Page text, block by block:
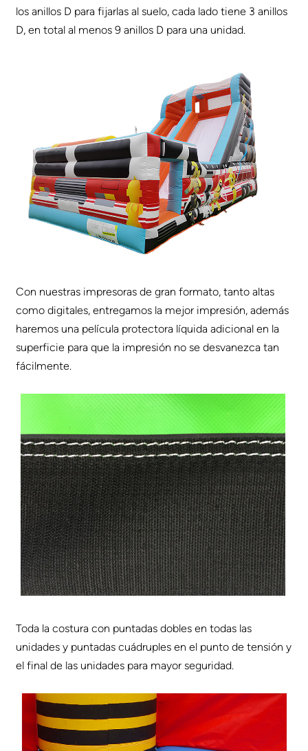
los anillos D para fijarlas al suelo, cada lado tiene 3 anillos
D, en total al menos 9 anillos D para una unidad.
Con nuestras impresoras de gran formato, tanto altas
como digitales, entregamos la mejor impresión, además
haremos una película protectora líquida adicional en la
superficie para que la impresión no se desvanezca tan
fácilmente.
Toda la costura con puntadas dobles en todas las
unidades y puntadas cuádruples en el punto de tensión y
el final de las unidades para mayor seguridad.